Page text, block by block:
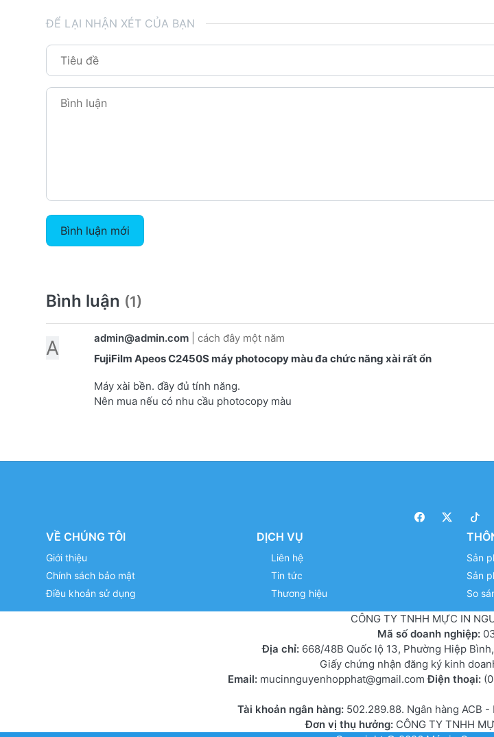
ĐỂ LẠI NHẬN XÉT CỦA BẠN
Bình luận mới
Bình luận (1)
A admin@admin.com
cách đây một năm
FujiFilm Apeos C2450S máy photocopy màu đa chức năng xài rất ổn
Máy xài bền. đầy đủ tính năng.
Nên mua nếu có nhu cầu photocopy màu
VỀ CHÚNG TÔI
Giới thiệu
Chính sách bảo mật
Điều khoản sử dụng
DỊCH VỤ
Liên hệ
Tin tức
Thương hiệu
Sản
Sản
So
CÔNG TY TNHH MỰC IN
Mã số doanh nghiệp:
Địa chỉ:668/48B Quốc lộ 13, Phường Hiệp
Giấy chứng nhận đăng ký kinh
Email: mucinnguyenhopphat@gmail.comĐiện thoại:
Tài khoản ngân hàng: 502.289.88. Ngân hàng ACB
Đơn vị thụ hưởng:CÔNG TY TNHH